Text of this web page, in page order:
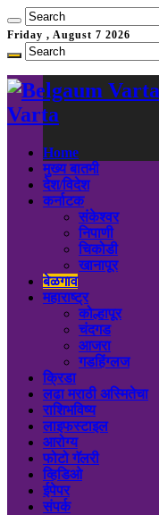
Friday , August 7 2026
Varta
Home
मुख्य बातमी
देश/विदेश
कर्नाटक
संकेश्वर
निपाणी
चिकोडी
खानापूर
बेळगाव
महाराष्ट्र
कोल्हापूर
चंदगड
आजरा
गडहिंग्लज
क्रिडा
लढा मराठी अस्मितेचा
राशिभविष्य
लाइफस्टाइल
आरोग्य
फोटो गॅलरी
व्हिडिओ
ईपेपर
संपर्क